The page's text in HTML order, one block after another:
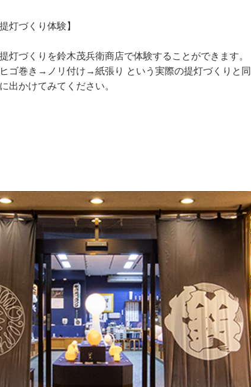
灯づくり体験】
灯づくりを鈴木茂兵衛商店で体験することができます。
ゴ巻き→ノリ付け→紙張り という実際の提灯づくりと
出かけてみてください。